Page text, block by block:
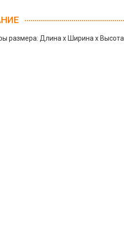
размера: Длина х Ширина х Высота